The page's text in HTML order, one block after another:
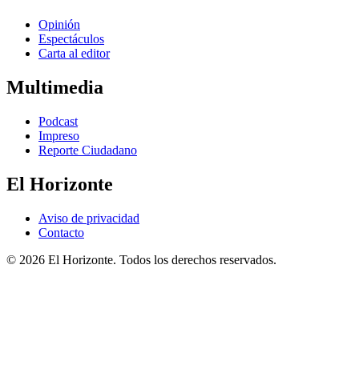
Opinión
Espectáculos
Carta al editor
Multimedia
Podcast
Impreso
Reporte Ciudadano
El Horizonte
Aviso de privacidad
Contacto
© 2026 El Horizonte. Todos los derechos reservados.